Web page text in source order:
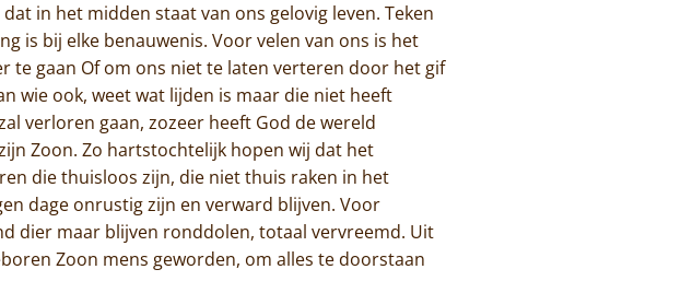
in het midden staat van ons gelovig leven. Teken
is bij elke benauwenis. Voor velen van ons is het
gaan Of om ons niet te laten verteren door het gif
wie ook, weet wat lijden is maar die niet heeft
verloren gaan, zozeer heeft God de wereld
Zoon. Zo hartstochtelijk hopen wij dat het
die thuisloos zijn, die niet thuis raken in het
dage onrustig zijn en verward blijven. Voor
dier maar blijven ronddolen, totaal vervreemd. Uit
Zoon mens geworden, om alles te doorstaan